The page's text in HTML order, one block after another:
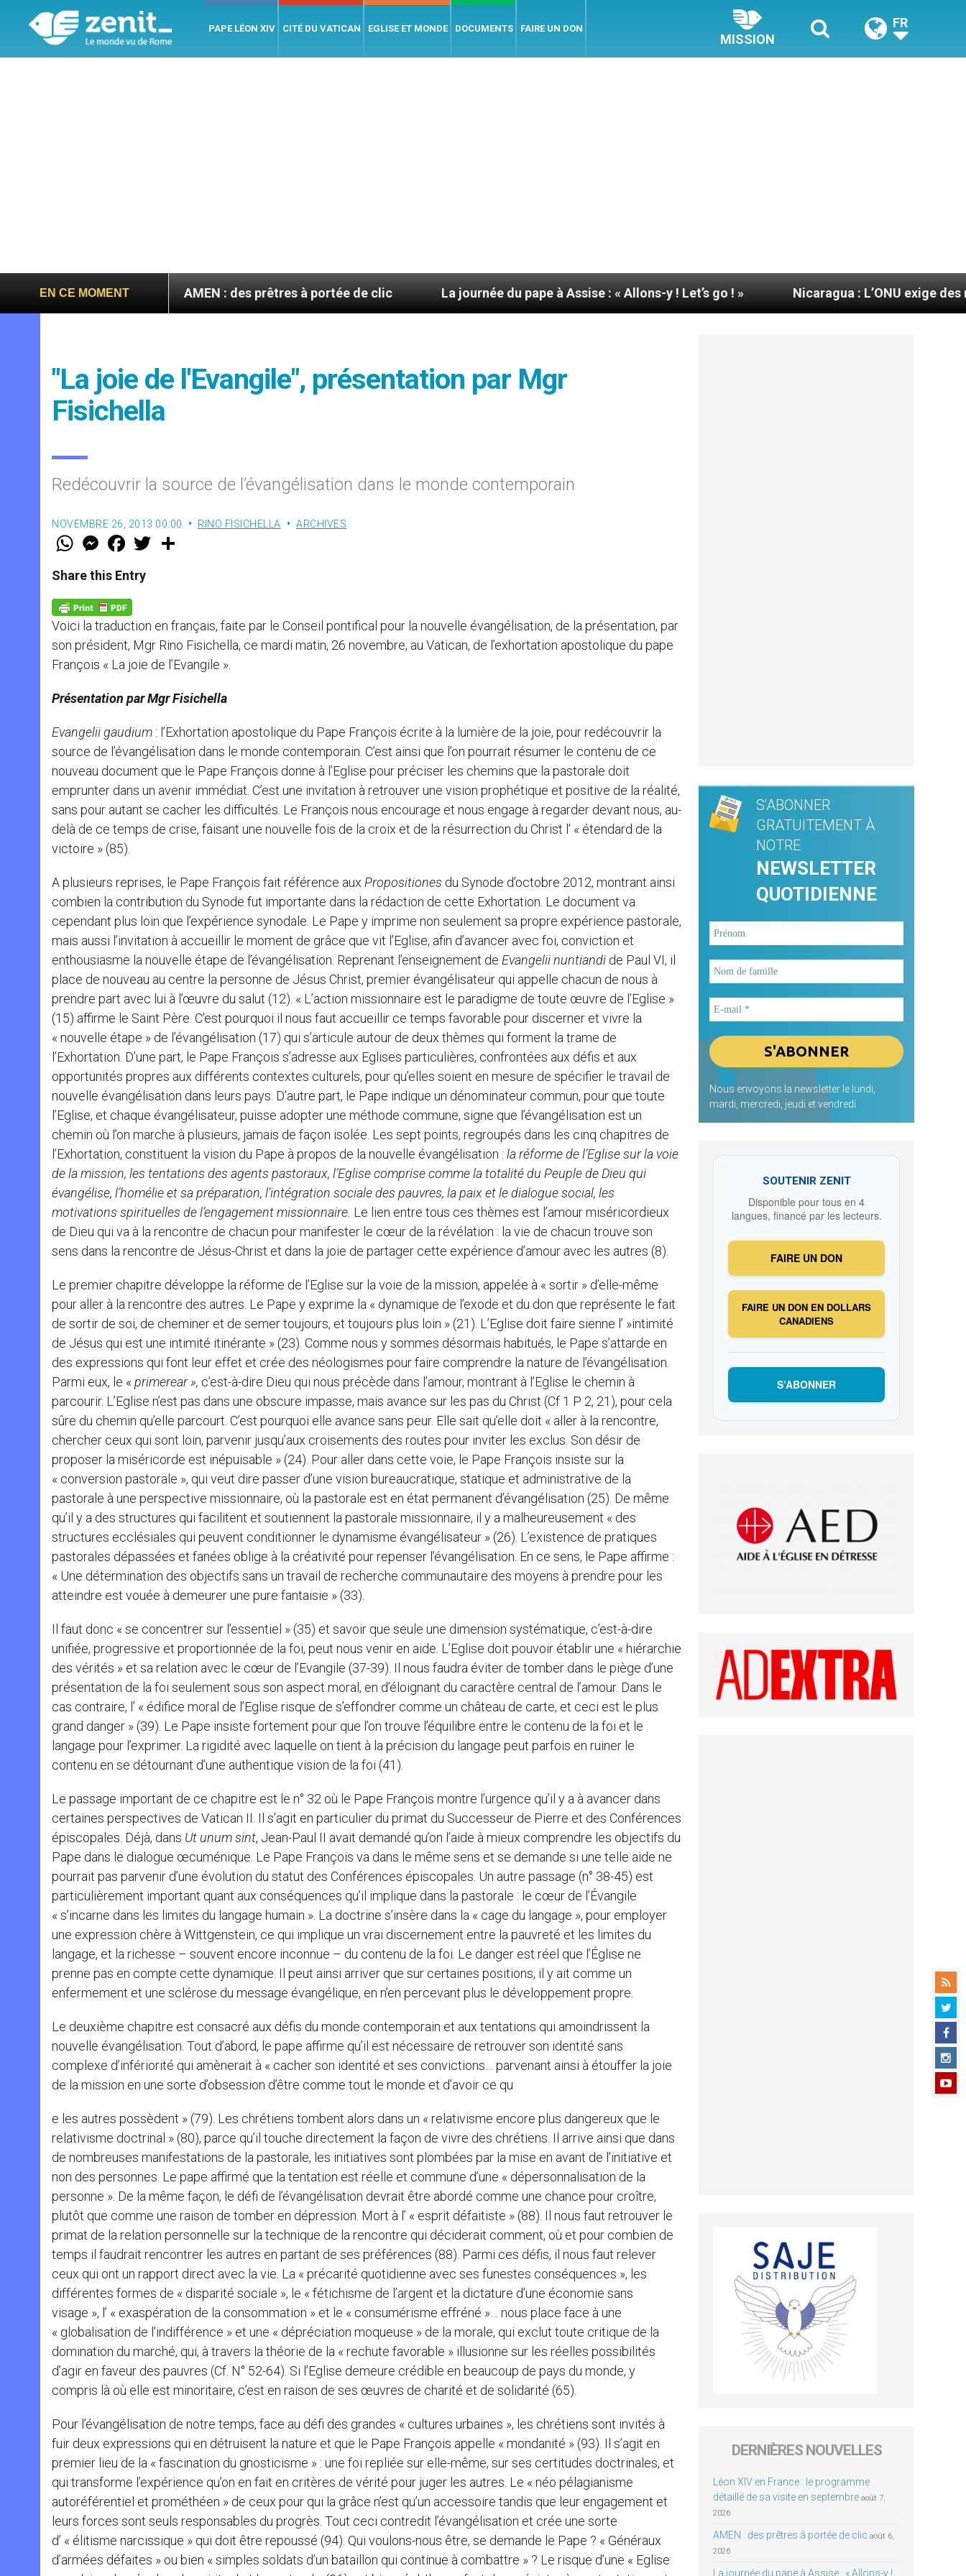
PAPE LÉON XIV CITÉ DU VATICAN EGLISE ET MONDE DOCUMENTS FAIRE UN DON
MISSION
FR
EN CE MOMENTAMEN : des prêtres à portée de clic La journée du pape à Assise : « Allons-y ! Let’s go ! » Nicaragua : L’ONU exige des nouvelles
"La joie de l'Evangile", présentation par Mgr
Fisichella
Redécouvrir la source de l’évangélisation dans le monde contemporain
NOVEMBRE 26, 2013 00:00 RINO FISICHELLA ARCHIVES
W
t
s
p
p
M
e
s
e
g
e
r
F
a
e
b
k
w
Share this Entry
Voici la traduction en français, faite par le Conseil pontifical pour la nouvelle évangélisation, de la présentation, par
son président, Mgr Rino Fisichella, ce mardi matin, 26 novembre, au Vatican, de l’exhortation apostolique du pape
François « La joie de l’Evangile ».
Présentation par Mgr Fisichella
Evangelii gaudium : l’Exhortation apostolique du Pape François écrite à la lumière de la joie, pour redécouvrir la
source de l’évangélisation dans le monde contemporain. C’est ainsi que l’on pourrait résumer le contenu de ce
nouveau document que le Pape François donne à l’Eglise pour préciser les chemins que la pastorale doit
emprunter dans un avenir immédiat. C’est une invitation à retrouver une vision prophétique et positive de la réalité,
sans pour autant se cacher les difficultés. Le François nous encourage et nous engage à regarder devant nous, au-
delà de ce temps de crise, faisant une nouvelle fois de la croix et de la résurrection du Christ l’ « étendard de la
victoire » (85).
A plusieurs reprises, le Pape François fait référence aux Propositiones du Synode d’octobre 2012, montrant ainsi
combien la contribution du Synode fut importante dans la rédaction de cette Exhortation. Le document va
cependant plus loin que l’expérience synodale. Le Pape y imprime non seulement sa propre expérience pastorale,
mais aussi l’invitation à accueillir le moment de grâce que vit l’Eglise, afin d’avancer avec foi, conviction et
enthousiasme la nouvelle étape de l’évangélisation. Reprenant l’enseignement de Evangelii nuntiandi de Paul VI, il
place de nouveau au centre la personne de Jésus Christ, premier évangélisateur qui appelle chacun de nous à
prendre part avec lui à l’œuvre du salut (12). « L’action missionnaire est le paradigme de toute œuvre de l’Eglise »
(15) affirme le Saint Père. C’est pourquoi il nous faut accueillir ce temps favorable pour discerner et vivre la
« nouvelle étape » de l’évangélisation (17) qui s’articule autour de deux thèmes qui forment la trame de
l’Exhortation. D’une part, le Pape François s’adresse aux Eglises particulières, confrontées aux défis et aux
opportunités propres aux différents contextes culturels, pour qu’elles soient en mesure de spécifier le travail de
nouvelle évangélisation dans leurs pays. D’autre part, le Pape indique un dénominateur commun, pour que toute
l’Eglise, et chaque évangélisateur, puisse adopter une méthode commune, signe que l’évangélisation est un
chemin où l’on marche à plusieurs, jamais de façon isolée. Les sept points, regroupés dans les cinq chapitres de
l’Exhortation, constituent la vision du Pape à propos de la nouvelle évangélisation : la réforme de l’Eglise sur la voie
de la mission, les tentations des agents pastoraux, l’Eglise comprise comme la totalité du Peuple de Dieu qui
évangélise, l’homélie et sa préparation, l’intégration sociale des pauvres, la paix et le dialogue social, les
motivations spirituelles de l’engagement missionnaire. Le lien entre tous ces thèmes est l’amour miséricordieux
de Dieu qui va à la rencontre de chacun pour manifester le cœur de la révélation : la vie de chacun trouve son
sens dans la rencontre de Jésus-Christ et dans la joie de partager cette expérience d’amour avec les autres (8).
Le premier chapitre développe la réforme de l’Eglise sur la voie de la mission, appelée à « sortir » d’elle-même
pour aller à la rencontre des autres. Le Pape y exprime la « dynamique de l’exode et du don que représente le fait
de sortir de soi, de cheminer et de semer toujours, et toujours plus loin » (21). L’Eglise doit faire sienne l’ »intimité
de Jésus qui est une intimité itinérante » (23). Comme nous y sommes désormais habitués, le Pape s’attarde en
des expressions qui font leur effet et crée des néologismes pour faire comprendre la nature de l’évangélisation.
Parmi eux, le « primerear », c’est-à-dire Dieu qui nous précède dans l’amour, montrant à l’Eglise le chemin à
parcourir. L’Eglise n’est pas dans une obscure impasse, mais avance sur les pas du Christ (Cf 1 P 2, 21), pour cela
sûre du chemin qu’elle parcourt. C’est pourquoi elle avance sans peur. Elle sait qu’elle doit « aller à la rencontre,
chercher ceux qui sont loin, parvenir jusqu’aux croisements des routes pour inviter les exclus. Son désir de
proposer la miséricorde est inépuisable » (24). Pour aller dans cette voie, le Pape François insiste sur la
« conversion pastorale », qui veut dire passer d’une vision bureaucratique, statique et administrative de la
pastorale à une perspective missionnaire, où la pastorale est en état permanent d’évangélisation (25). De même
qu’il y a des structures qui facilitent et soutiennent la pastorale missionnaire, il y a malheureusement « des
structures ecclésiales qui peuvent conditionner le dynamisme évangélisateur » (26). L’existence de pratiques
pastorales dépassées et fanées oblige à la créativité pour repenser l’évangélisation. En ce sens, le Pape affirme :
« Une détermination des objectifs sans un travail de recherche communautaire des moyens à prendre pour les
atteindre est vouée à demeurer une pure fantaisie » (33).
Il faut donc « se concentrer sur l’essentiel » (35) et savoir que seule une dimension systématique, c’est-à-dire
unifiée, progressive et proportionnée de la foi, peut nous venir en aide. L’Eglise doit pouvoir établir une « hiérarchie
des vérités » et sa relation avec le cœur de l’Evangile (37-39). Il nous faudra éviter de tomber dans le piège d’une
présentation de la foi seulement sous son aspect moral, en d’éloignant du caractère central de l’amour. Dans le
cas contraire, l’ « édifice moral de l’Eglise risque de s’effondrer comme un château de carte, et ceci est le plus
grand danger » (39). Le Pape insiste fortement pour que l’on trouve l’équilibre entre le contenu de la foi et le
langage pour l’exprimer. La rigidité avec laquelle on tient à la précision du langage peut parfois en ruiner le
contenu en se détournant d’une authentique vision de la foi (41).
Le passage important de ce chapitre est le n° 32 où le Pape François montre l’urgence qu’il y a à avancer dans
certaines perspectives de Vatican II. Il s’agit en particulier du primat du Successeur de Pierre et des Conférences
épiscopales. Déjà, dans Ut unum sint, Jean-Paul II avait demandé qu’on l’aide à mieux comprendre les objectifs du
Pape dans le dialogue œcuménique. Le Pape François va dans le même sens et se demande si une telle aide ne
pourrait pas parvenir d’une évolution du statut des Conférences épiscopales. Un autre passage (n° 38-45) est
particulièrement important quant aux conséquences qu’il implique dans la pastorale : le cœur de l’Évangile
« s’incarne dans les limites du langage humain ». La doctrine s’insère dans la « cage du langage », pour employer
une expression chère à Wittgenstein, ce qui implique un vrai discernement entre la pauvreté et les limites du
langage, et la richesse – souvent encore inconnue – du contenu de la foi. Le danger est réel que l’Église ne
prenne pas en compte cette dynamique. Il peut ainsi arriver que sur certaines positions, il y ait comme un
enfermement et une sclérose du message évangélique, en n’en percevant plus le développement propre.
Le deuxième chapitre est consacré aux défis du monde contemporain et aux tentations qui amoindrissent la
nouvelle évangélisation. Tout d’abord, le pape affirme qu’il est nécessaire de retrouver son identité sans
complexe d’infériorité qui amènerait à « cacher son identité et ses convictions… parvenant ainsi à étouffer la joie
de la mission en une sorte d’obsession d’être comme tout le monde et d’avoir ce qu
e les autres possèdent » (79). Les chrétiens tombent alors dans un « relativisme encore plus dangereux que le
relativisme doctrinal » (80), parce qu’il touche directement la façon de vivre des chrétiens. Il arrive ainsi que dans
de nombreuses manifestations de la pastorale, les initiatives sont plombées par la mise en avant de l’initiative et
non des personnes. Le pape affirmé que la tentation est réelle et commune d’une « dépersonnalisation de la
personne ». De la même façon, le défi de l’évangélisation devrait être abordé comme une chance pour croître,
plutôt que comme une raison de tomber en dépression. Mort à l’ « esprit défaitiste » (88). Il nous faut retrouver le
primat de la relation personnelle sur la technique de la rencontre qui déciderait comment, où et pour combien de
temps il faudrait rencontrer les autres en partant de ses préférences (88). Parmi ces défis, il nous faut relever
ceux qui ont un rapport direct avec la vie. La « précarité quotidienne avec ses funestes conséquences », les
différentes formes de « disparité sociale », le « fétichisme de l’argent et la dictature d’une économie sans
visage », l’ « exaspération de la consommation » et le « consumérisme effréné »… nous place face à une
« globalisation de l’indifférence » et une « dépréciation moqueuse » de la morale, qui exclut toute critique de la
domination du marché, qui, à travers la théorie de la « rechute favorable » illusionne sur les réelles possibilités
d’agir en faveur des pauvres (Cf. N° 52-64). Si l’Eglise demeure crédible en beaucoup de pays du monde, y
compris là où elle est minoritaire, c’est en raison de ses œuvres de charité et de solidarité (65).
Pour l’évangélisation de notre temps, face au défi des grandes « cultures urbaines », les chrétiens sont invités à
fuir deux expressions qui en détruisent la nature et que le Pape François appelle « mondanité » (93). Il s’agit en
premier lieu de la « fascination du gnosticisme » : une foi repliée sur elle-même, sur ses certitudes doctrinales, et
qui transforme l’expérience qu’on en fait en critères de vérité pour juger les autres. Le « néo pélagianisme
autoréférentiel et prométhéen » de ceux pour qui la grâce n’est qu’un accessoire tandis que leur engagement et
leurs forces sont seuls responsables du progrès. Tout ceci contredit l’évangélisation et crée une sorte
d’ « élitisme narcissique » qui doit être repoussé (94). Qui voulons-nous être, se demande le Pape ? « Généraux
d’armées défaites » ou bien « simples soldats d’un bataillon qui continue à combattre » ? Le risque d’une « Eglise
S'ABONNER
GRATUITEMENT À
NOTRE
NEWSLETTER
QUOTIDIENNE
Nous envoyons la newsletter le lundi,
mardi, mercredi, jeudi et vendredi
SOUTENIR ZENIT
Disponible pour tous en 4
langues, financé par les lecteurs.
FAIRE UN DON
FAIRE UN DON EN DOLLARS
CANADIENS
S’ABONNER
DERNIÈRES NOUVELLES
Léon XIV en France : le programme
détaillé de sa visite en septembre août 7,
2026
AMEN : des prêtres à portée de clic août 6,
2026
La journée du pape à Assise : « Allons-y !